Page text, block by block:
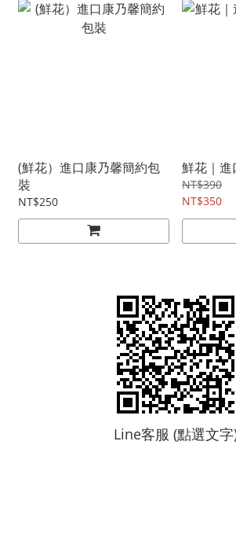
(鮮花）進口康乃馨簡約包
裝
NT$250
鮮花｜進
NT$390
NT$350
Line客服 (點選文